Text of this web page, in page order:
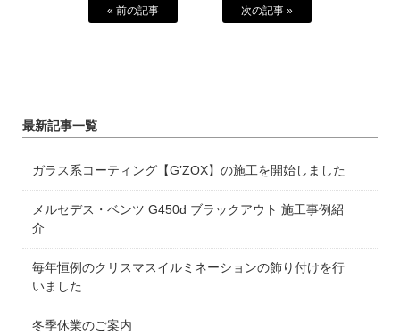
« 前の記事 次の記事 »
最新記事一覧
ガラス系コーティング【G’ZOX】の施工を開始しました
メルセデス・ベンツ G450d ブラックアウト 施工事例紹
介
毎年恒例のクリスマスイルミネーションの飾り付けを行
いました
冬季休業のご案内